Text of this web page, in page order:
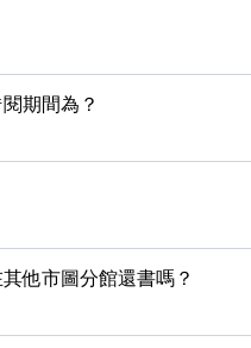
期間為？
他市圖分館還書嗎？